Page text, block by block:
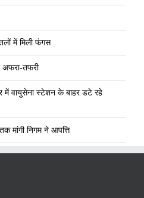
में मिली फंगस
तफरी
वायुसेना स्टेशन के बाहर डटे रहे
मांगी निगम ने आपत्ति